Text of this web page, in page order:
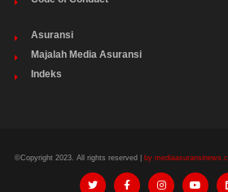
Asuransi
Majalah Media Asuransi
Indeks
©Copyright 2023. All rights reserved | by